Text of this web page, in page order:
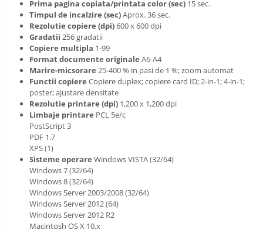
Prima pagina copiata/printata color (sec) 15 sec.
Timpul de incalzire (sec)Aprox. 36 sec.
Rezolutie copiere (dpi)600 x 600 dpi
Gradatii 256 gradatii
Copiere multipla 1-99
Format documente originale A6-A4
Marire-micsorare 25-400 % in pasi de 1 %; zoom automat
Functii copiere Copiere duplex; copiere card ID; 2-in-1; 4-in-1;
poster; ajustare densitate
Rezolutie printare (dpi) 1,200 x 1,200 dpi
Limbaje printare PCL 5e/c
PostScript 3
PDF 1.7
XPS (1)
Sisteme operare Windows VISTA (32/64)
Windows 7 (32/64)
Windows 8 (32/64)
Windows Server 2003/2008 (32/64)
Windows Server 2012 (64)
Windows Server 2012 R2
Macintosh OS X 10.x